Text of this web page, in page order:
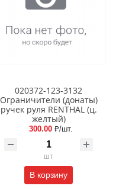
020372-123-3132
Ограничители (донаты)
ручек руля RENTHAL (ц.
желтый)
300.00 ₽/шт.
шт
В корзину